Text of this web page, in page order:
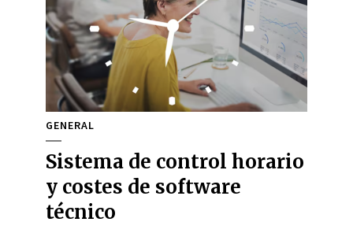
GENERAL
Sistema de control horario
y costes de software
técnico